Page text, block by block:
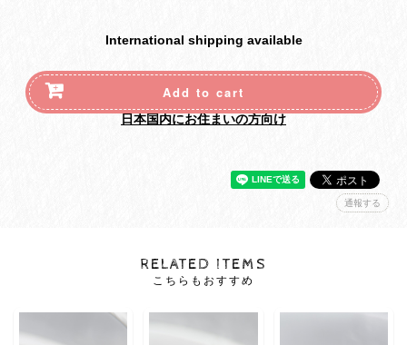
International shipping available
Add to cart
日本国内にお住まいの方向け
通報する
RELATED ITEMS
こちらもおすすめ